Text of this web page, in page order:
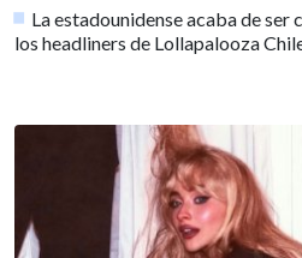
La estadounidense acaba de
los headliners de Lollapalooza